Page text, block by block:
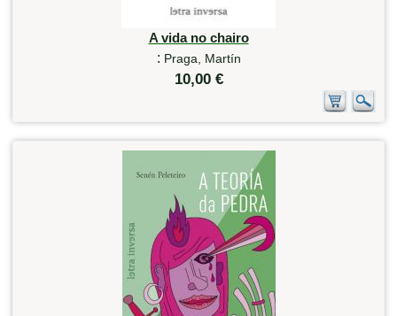
A vida no chairo
: Praga, Martín
10,00 €